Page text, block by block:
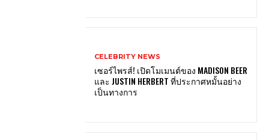
CELEBRITY NEWS
เซอร์ไพรส์! เปิดโมเมนต์ของ MADISON BEER
และ JUSTIN HERBERT ที่ประกาศหมั้นอย่าง
เป็นทางการ